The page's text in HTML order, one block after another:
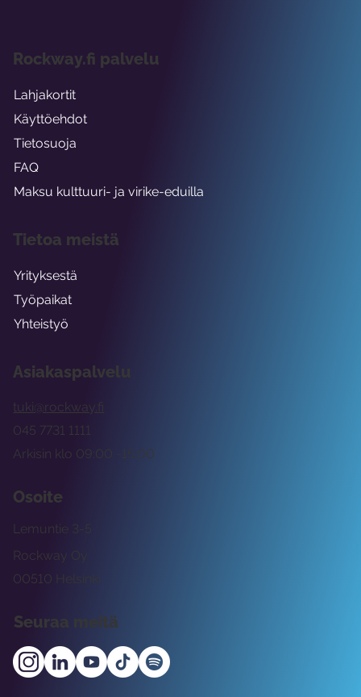
Asiakaspalvelu
tuki@rockway.fi
Arkisin klo 09:00 -15:00
045 7731 1111
Osoite
Rockway Oy
Lemuntie 3-5
00510 Helsinki
Seuraa meitä
Rockway.fi palvelu
Lahjakortit
Käyttöehdot
Tietosuoja
FAQ
Maksu kulttuuri- ja virike-eduilla
Tietoa meistä
Yrityksestä
Työpaikat
Yhteistyö